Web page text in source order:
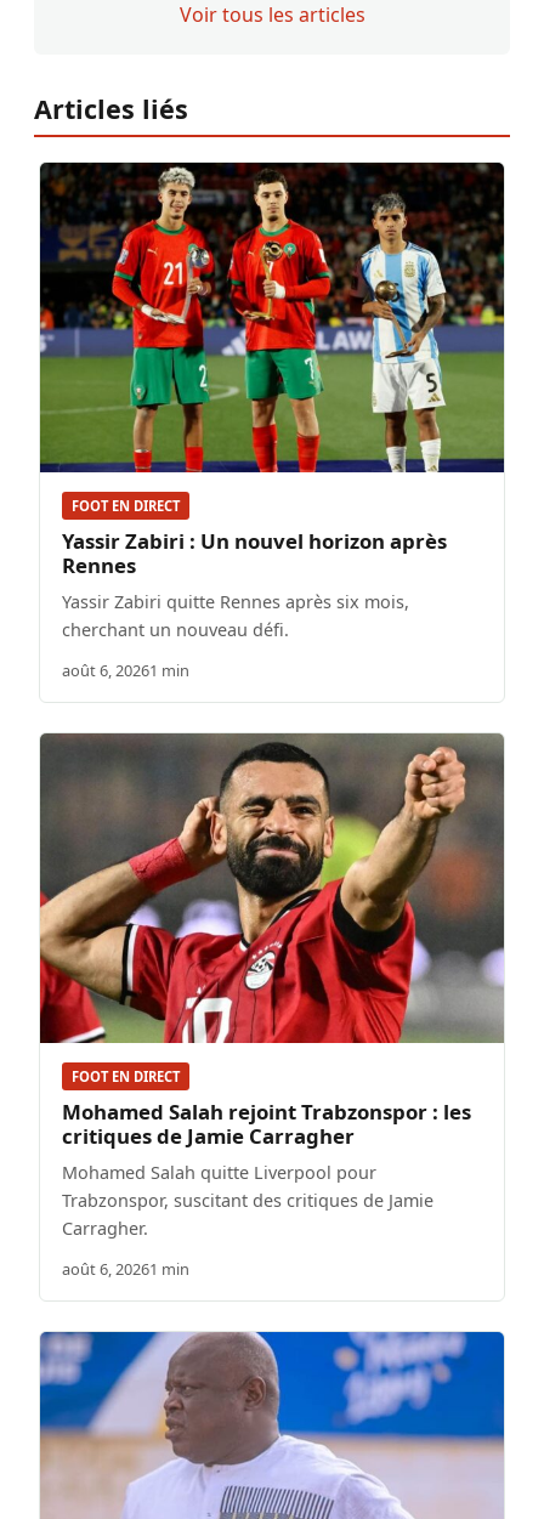
Voir tous les articles
Articles liés
FOOT EN DIRECT
Yassir Zabiri : Un nouvel horizon après
Rennes
Yassir Zabiri quitte Rennes après six mois,
cherchant un nouveau défi.
août 6, 20261 min
FOOT EN DIRECT
Mohamed Salah rejoint Trabzonspor : les
critiques de Jamie Carragher
Mohamed Salah quitte Liverpool pour
Trabzonspor, suscitant des critiques de Jamie
Carragher.
août 6, 20261 min